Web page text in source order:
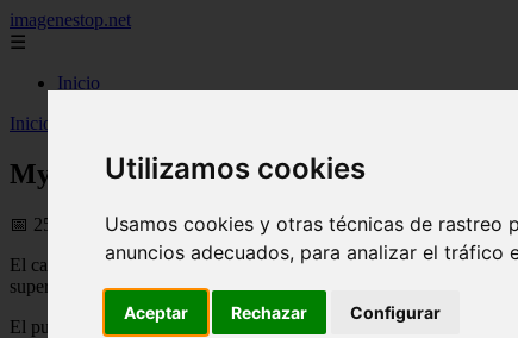
Utilizamos cookies
Usamos cookies y otras técnicas de rastreo
anuncios adecuados, para analizar el tráfico
Aceptar Rechazar Configurar
imagenestop.net
☰
Inicio
Inicio
Myke Towers regresa a Lima con su tour
📅 25/03/2026
El cantante de reggaetón y trap latino, Myke Towers, visitará
superhéroe. Con temas originales inspirados en la figura de Bob
El puertorriqueño Myke Towers se reencontrará con sus miles de